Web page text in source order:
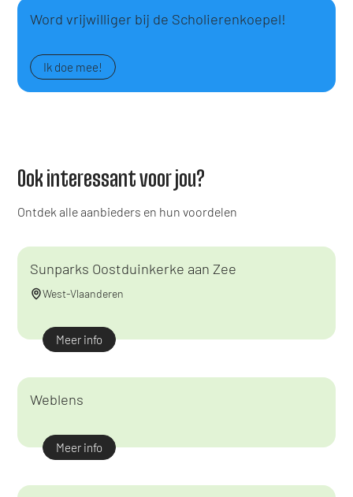
Word vrijwilliger bij de Scholierenkoepel!
Ik doe mee!
Ook interessant voor jou?
Ontdek alle aanbieders en hun voordelen
Sunparks Oostduinkerke aan Zee
West-Vlaanderen
Meer info
Weblens
Meer info